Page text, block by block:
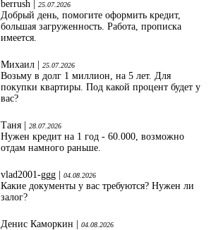
berrush |
25.07.2026
Добрый день, помогите оформить кредит,
большая загруженность. Работа, прописка
имеется.
Михаил | 25.07.2026
Возьму в долг 1 миллион, на 5 лет. Для
покупки квартиры. Под какой процент будет у
вас?
Таня | 28.07.2026
Нужен кредит на 1 год - 60.000, возможно
отдам намного раньше.
vlad2001-ggg | 04.08.2026
Какие документы у вас требуются? Нужен ли
залог?
Денис Каморкин | 04.08.2026